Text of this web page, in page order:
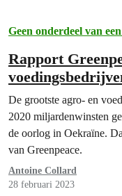
Geen onderdeel van
Rapport
dankzij de
De grootste agro- en
2020 miljardenwinsten
de oorlog in Oekraïne.
van Greenpeace.
Antoine Collard
28 februari 2023